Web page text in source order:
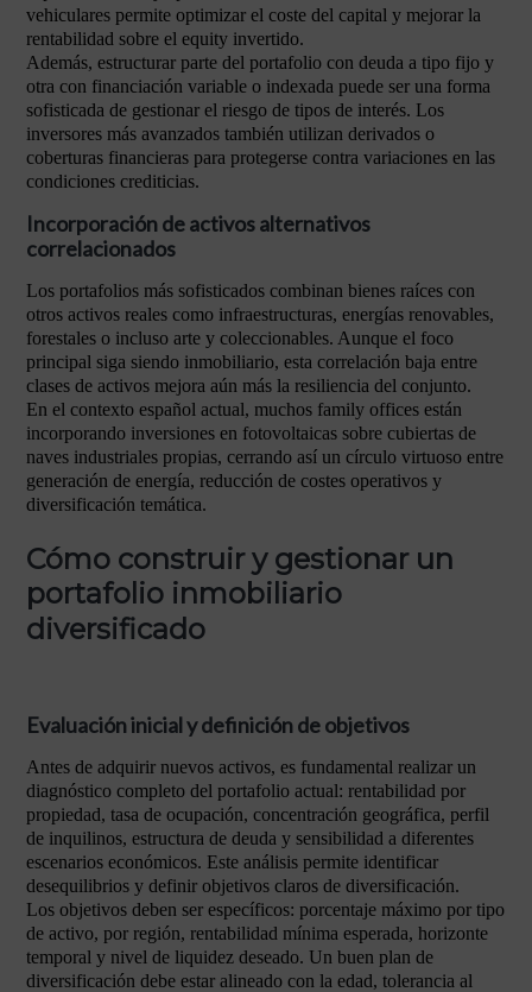
vehiculares permite optimizar el coste del capital y mejorar la
rentabilidad sobre el equity invertido.
Además, estructurar parte del portafolio con deuda a tipo fijo y
otra con financiación variable o indexada puede ser una forma
sofisticada de gestionar el riesgo de tipos de interés. Los
inversores más avanzados también utilizan derivados o
coberturas financieras para protegerse contra variaciones en las
condiciones crediticias.
Incorporación de activos alternativos
correlacionados
Los portafolios más sofisticados combinan bienes raíces con
otros activos reales como infraestructuras, energías renovables,
forestales o incluso arte y coleccionables. Aunque el foco
principal siga siendo inmobiliario, esta correlación baja entre
clases de activos mejora aún más la resiliencia del conjunto.
En el contexto español actual, muchos family offices están
incorporando inversiones en fotovoltaicas sobre cubiertas de
naves industriales propias, cerrando así un círculo virtuoso entre
generación de energía, reducción de costes operativos y
diversificación temática.
Cómo construir y gestionar un
portafolio inmobiliario
diversificado
Evaluación inicial y definición de objetivos
Antes de adquirir nuevos activos, es fundamental realizar un
diagnóstico completo del portafolio actual: rentabilidad por
propiedad, tasa de ocupación, concentración geográfica, perfil
de inquilinos, estructura de deuda y sensibilidad a diferentes
escenarios económicos. Este análisis permite identificar
desequilibrios y definir objetivos claros de diversificación.
Los objetivos deben ser específicos: porcentaje máximo por tipo
de activo, por región, rentabilidad mínima esperada, horizonte
temporal y nivel de liquidez deseado. Un buen plan de
diversificación debe estar alineado con la edad, tolerancia al